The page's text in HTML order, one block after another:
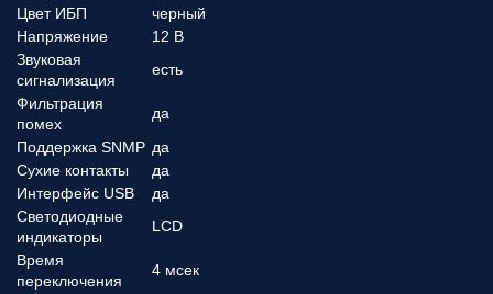
Цвет ИБП
черный
Напряжение
12 В
Звуковая
сигнализация
есть
Фильтрация
помех
да
Поддержка SNMP да
Сухие контакты
да
Интерфейс USB
да
Светодиодные
индикаторы
LCD
Время
переключения
4 мсек